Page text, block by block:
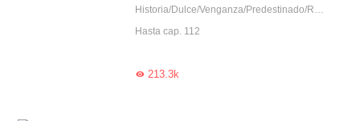
Historia/Dulce/Venganza/Predestinado/Renacimiento/Traición
Hasta cap. 112
213.3k